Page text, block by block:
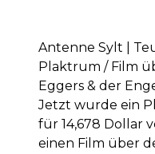
Antenne Sylt |
Plaktrum / Film
Eggers & der
Jetzt wurde ein
für 14,678 Dollar
einen Film über